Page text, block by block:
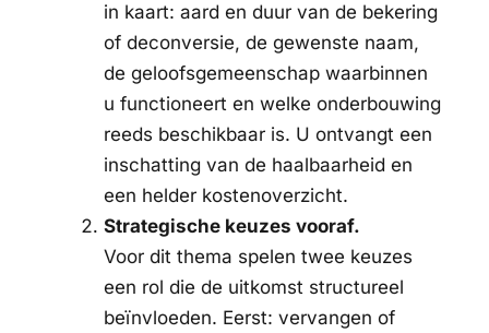
in kaart: aard en duur van de bekering
of deconversie, de gewenste naam,
de geloofsgemeenschap waarbinnen
u functioneert en welke onderbouwing
reeds beschikbaar is. U ontvangt een
inschatting van de haalbaarheid en
een helder kostenoverzicht.
Strategische keuzes vooraf.
Voor dit thema spelen twee keuzes
een rol die de uitkomst structureel
beïnvloeden. Eerst: vervangen of